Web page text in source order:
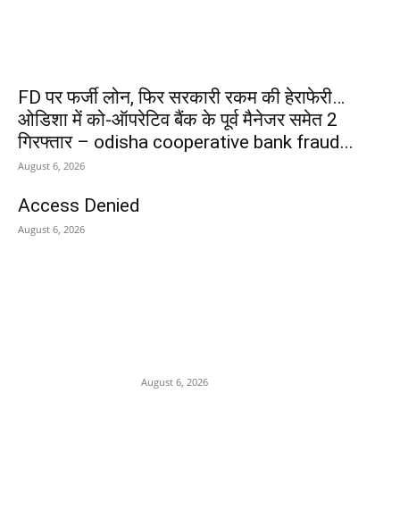
FD पर फर्जी लोन, फिर सरकारी रकम की हेराफेरी…
ओडिशा में को-ऑपरेटिव बैंक के पूर्व मैनेजर समेत 2
गिरफ्तार – odisha cooperative bank fraud...
August 6, 2026
Access Denied
August 6, 2026
August 6, 2026